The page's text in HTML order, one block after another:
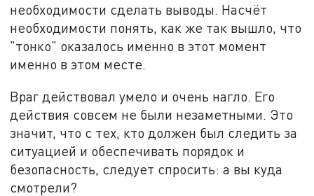
необходимости сделать выводы. Насчёт
необходимости понять, как же так вышло, что
"тонко" оказалось именно в этот момент
именно в этом месте.
Враг действовал умело и очень нагло. Его
действия совсем не были незаметными. Это
значит, что с тех, кто должен был следить за
ситуацией и обеспечивать порядок и
безопасность, следует спросить: а вы куда
смотрели?